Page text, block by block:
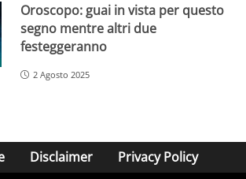
Oroscopo: guai in vista per questo
segno mentre altri due
festeggeranno
2 Agosto 2025
Disclaimer Privacy Policy